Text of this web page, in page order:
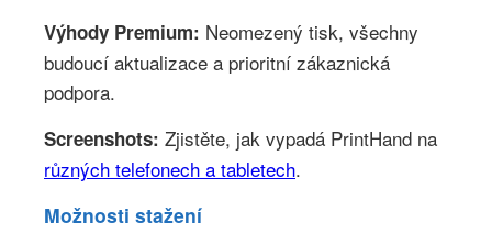
Výhody Premium: Neomezený tisk, všechny
budoucí aktualizace a prioritní zákaznická
podpora.
Screenshots: Zjistěte, jak vypadá PrintHand na
různých telefonech a tabletech.
Možnosti stažení